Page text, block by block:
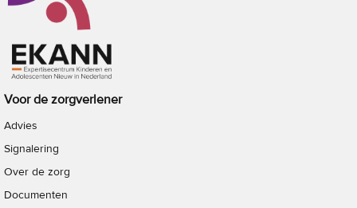
Voor de zorgverlener
Advies
Signalering
Over de zorg
Documenten